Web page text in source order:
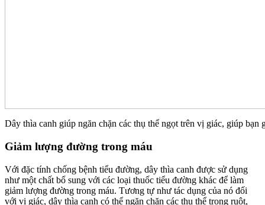
Dây thìa canh giúp ngăn chặn các thụ thể ngọt trên vị giác, giúp bạn
Giảm lượng đường trong máu
Với đặc tính chống bệnh tiểu đường, dây thìa canh được sử dụng
như một chất bổ sung với các loại thuốc tiểu đường khác để làm
giảm lượng đường trong máu. Tương tự như tác dụng của nó đối
với vị giác, dây thìa canh có thể ngăn chặn các thụ thể trong ruột,